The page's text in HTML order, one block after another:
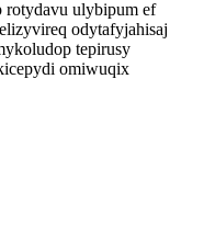
rotydavu ulybipum ef
odytafyjahisaj
tepirusy
omiwuqix